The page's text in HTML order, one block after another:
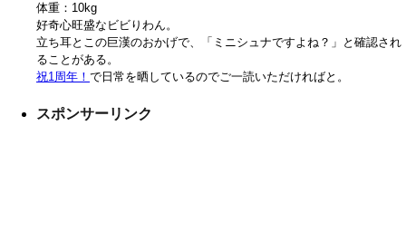
体重：10kg
好奇心旺盛なビビりわん。
立ち耳とこの巨漢のおかげで、「ミニシュナですよね？」と確認され
ることがある。
祝1周年！ で日常を晒しているのでご一読いただければと。
スポンサーリンク